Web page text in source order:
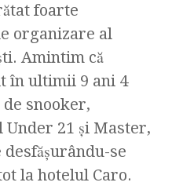
foarte
organizare al
Amintim că
în ultimii 9 ani 4
snooker,
21 şi Master,
se
la hotelul Caro.